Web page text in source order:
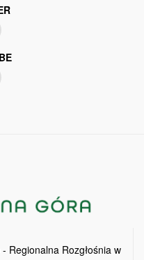
Regionalna Rozgłośnia w